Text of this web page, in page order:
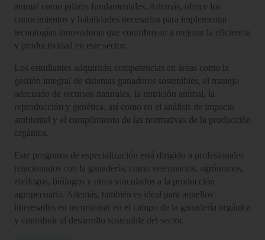
animal como pilares fundamentales. Además, ofrece los
conocimientos y habilidades necesarios para implementar
tecnologías innovadoras que contribuyan a mejorar la eficiencia
y productividad en este sector.
Los estudiantes adquirirán competencias en áreas como la
gestión integral de sistemas ganaderos sostenibles, el manejo
adecuado de recursos naturales, la nutrición animal, la
reproducción y genética, así como en el análisis de impacto
ambiental y el cumplimiento de las normativas de la producción
orgánica.
Este programa de especialización está dirigido a profesionales
relacionados con la ganadería, como veterinarios, agrónomos,
zoólogos, biólogos y otros vinculados a la producción
agropecuaria. Además, también es ideal para aquellos
interesados en incursionar en el campo de la ganadería orgánica
y contribuir al desarrollo sostenible del sector.